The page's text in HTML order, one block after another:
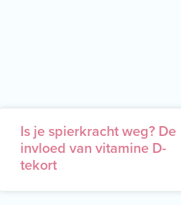
Is je spierkracht weg? De
invloed van vitamine D-
tekort